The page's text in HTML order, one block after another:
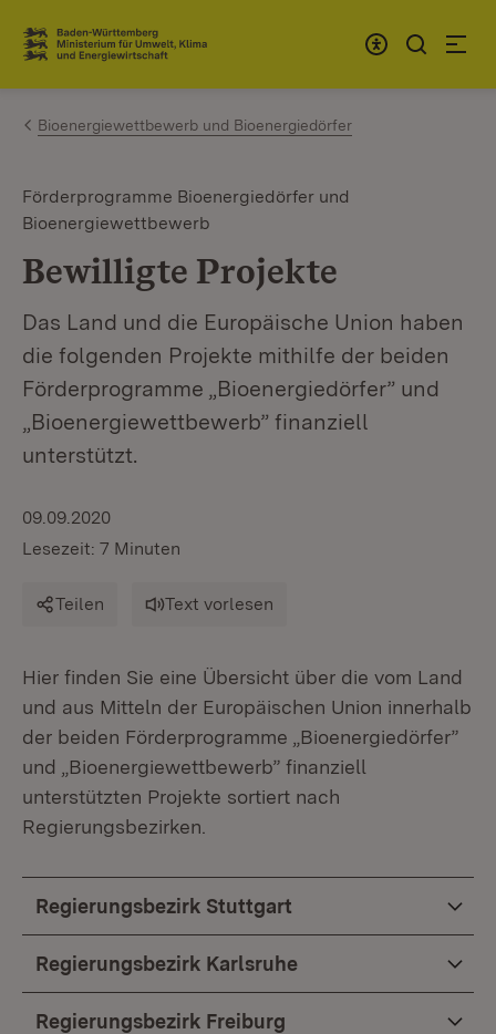
Zum Inhalt springen
Link zur Startseite
Bioenergiewettbewerb und Bioenergiedörfer
Förderprogramme Bioenergiedörfer und
Bioenergiewettbewerb
Bewilligte Projekte
Das Land und die Europäische Union haben
die folgenden Projekte mithilfe der beiden
Förderprogramme „Bioenergiedörfer” und
„Bioenergiewettbewerb” finanziell
unterstützt.
09.09.2020
Lesezeit: 7 Minuten
Teilen Text vorlesen
Hier finden Sie eine Übersicht über die vom Land
und aus Mitteln der Europäischen Union innerhalb
der beiden Förderprogramme „Bioenergiedörfer”
und „Bioenergiewettbewerb” finanziell
unterstützten Projekte sortiert nach
Regierungsbezirken.
Regierungsbezirk Stuttgart
Regierungsbezirk Karlsruhe
Regierungsbezirk Freiburg